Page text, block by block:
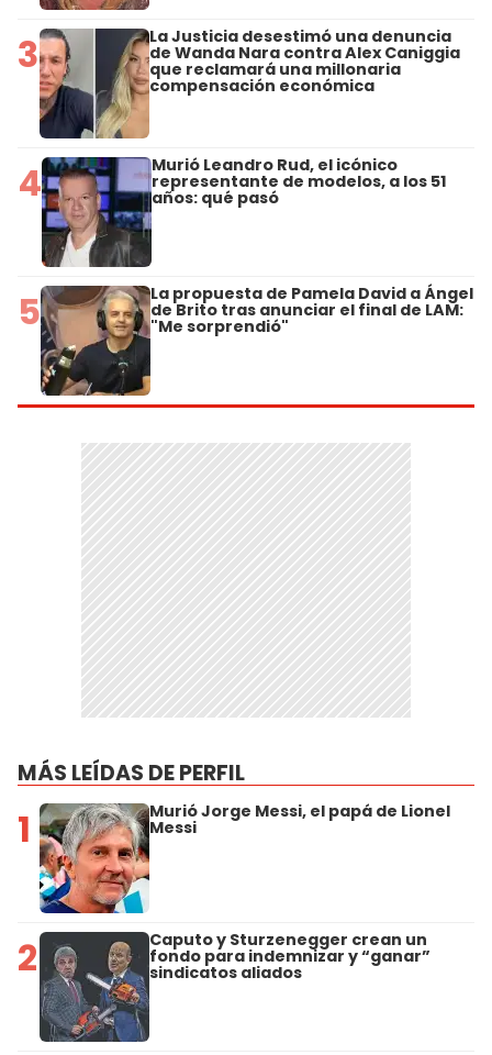
3 La Justicia desestimó una denuncia
de Wanda Nara contra Alex Caniggia
que reclamará una millonaria
compensación económica
4 Murió Leandro Rud, el icónico
representante de modelos, a los 51
años: qué pasó
5 La propuesta de Pamela David a Ángel
de Brito tras anunciar el final de LAM:
"Me sorprendió"
MÁS LEÍDAS DE PERFIL
1 Murió Jorge Messi, el papá de Lionel
Messi
2 Caputo y Sturzenegger crean un
fondo para indemnizar y “ganar”
sindicatos aliados